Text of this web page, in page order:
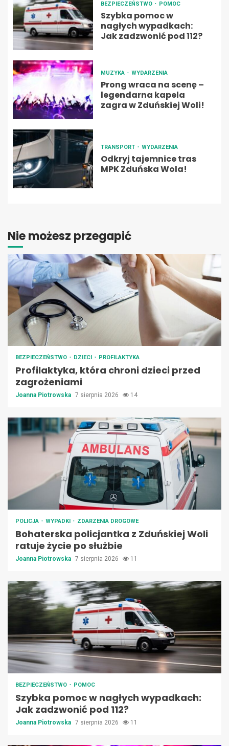
BEZPIECZEŃSTWO POMOC
Szybka pomoc w
nagłych wypadkach:
Jak zadzwonić pod 112?
MUZYKA WYDARZENIA
Prong wraca na scenę –
legendarna kapela
zagra w Zduńskiej Woli!
TRANSPORT WYDARZENIA
Odkryj tajemnice tras
MPK Zduńska Wola!
Nie możesz przegapić
BEZPIECZEŃSTWO DZIECI PROFILAKTYKA
Profilaktyka, która chroni dzieci przed
zagrożeniami
Joanna Piotrowska 7 sierpnia 2026 14
POLICJA WYPADKI ZDARZENIA DROGOWE
Bohaterska policjantka z Zduńskiej Woli
ratuje życie po służbie
Joanna Piotrowska 7 sierpnia 2026 11
BEZPIECZEŃSTWO POMOC
Szybka pomoc w nagłych wypadkach:
Jak zadzwonić pod 112?
Joanna Piotrowska 7 sierpnia 2026 11